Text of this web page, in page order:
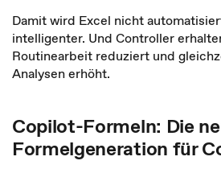
Damit wird Excel nicht
intelligenter. Und Controller
Routinearbeit reduziert und
Analysen erhöht.
Copilot-Formeln: Die
Formelgeneration für